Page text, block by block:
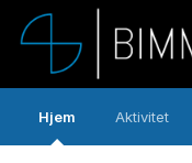
Hjem Aktivitet